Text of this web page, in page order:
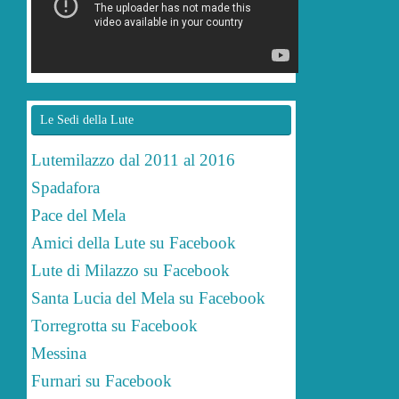
Le Sedi della Lute
Lutemilazzo dal 2011 al 2016
Spadafora
Pace del Mela
Amici della Lute su Facebook
Lute di Milazzo su Facebook
Santa Lucia del Mela su Facebook
Torregrotta su Facebook
Messina
Furnari su Facebook